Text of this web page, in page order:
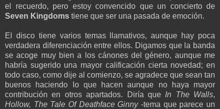
el recuerdo, pero estoy convencido que un concierto de
Seven Kingdoms tiene que ser una pasada de emoción.
El disco tiene varios temas llamativos, aunque hay poca
verdadera diferenciación entre ellos. Digamos que la banda
se acoge muy bien a los cánones del género, aunque me
habría sugerido una mayor calificación cierta novedad; en
todo caso, como dije al comienzo, se agradece que sean tan
buenos haciendo lo que hacen aunque no haya mayor
contribución en otros apartados. Diría que In The Walls,
Hollow, The Tale Of Deathface Ginny-tema que parece un